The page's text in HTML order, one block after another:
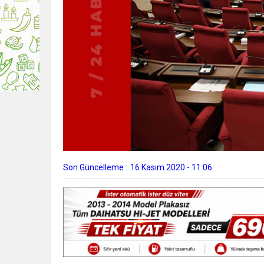
Son Güncelleme : 16 Kasım 2020 - 11:06